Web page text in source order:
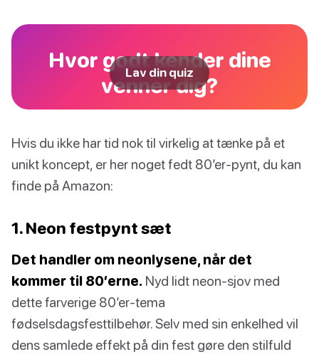
Hvor godt kender dine
venner dig?
Lav din quiz
Hvis du ikke har tid nok til virkelig at tænke på et
unikt koncept, er her noget fedt 80’er-pynt, du kan
finde på Amazon:
1. Neon festpynt sæt
Det handler om neonlysene, når det
kommer til 80’erne. Nyd lidt neon-sjov med
dette farverige 80’er-tema
fødselsdagsfesttilbehør. Selv med sin enkelhed vil
dens samlede effekt på din fest gøre den stilfuld